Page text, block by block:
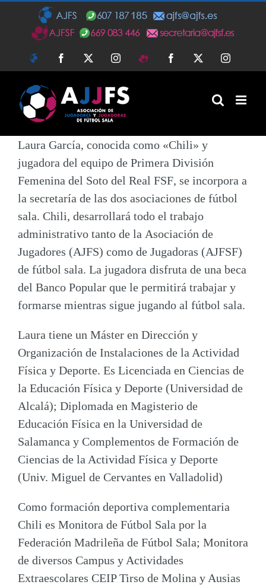
contenido
AJFS FacebookTwitterInstagram
AJFSF FacebookTwitterInstagram
Laura García, conocida como «Chili» y
jugadora del equipo de Primera División
Femenina del Soto del Real FSF, se incorpora a
la secretaría de las dos asociaciones de fútbol
sala. Chili, desarrollará todo el trabajo
administrativo tanto de la Asociación de
Jugadores (AJFS) como de Jugadoras (AJFSF)
de fútbol sala. La jugadora disfruta de una beca
del Banco Popular que le permitirá trabajar y
formarse mientras sigue jugando al fútbol sala.
Laura tiene un Máster en Dirección y
Organización de Instalaciones de la Actividad
Física y Deporte. Es Licenciada en Ciencias de
la Educación Física y Deporte (Universidad de
Alcalá); Diplomada en Magisterio de
Educación Física en la Universidad de
Salamanca y Complementos de Formación de
Ciencias de la Actividad Física y Deporte
(Univ. Miguel de Cervantes en Valladolid)
Como formación deportiva complementaria
Chili es Monitora de Fútbol Sala por la
Federación Madrileña de Fútbol Sala; Monitora
de diversos Campus y Actividades
Extraescolares CEIP Tirso de Molina y Ausias